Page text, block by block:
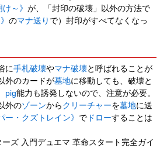
け～》が、「封印の破壊」以外の方法で
のマナ送り で）封印がすべてなくなっ
に手札破壊やマナ破壊と呼ばれることが
外のカードが墓地に移動しても、破壊と
pig能力も誘発しないので、注意が必要。
外のゾーンから クリーチャーを墓地に送
ー・クズトレイン》 で ドローすることは
ーズ 入門デュエマ 革命スタート完全ガイ